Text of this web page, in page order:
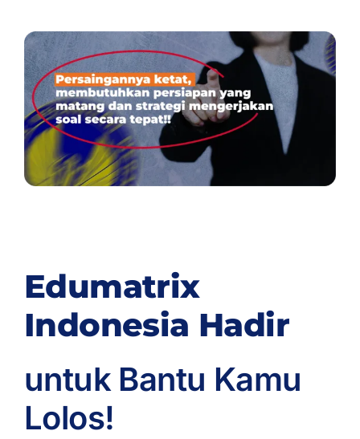
Edumatrix
Indonesia Hadir
untuk Bantu Kamu
Lolos!